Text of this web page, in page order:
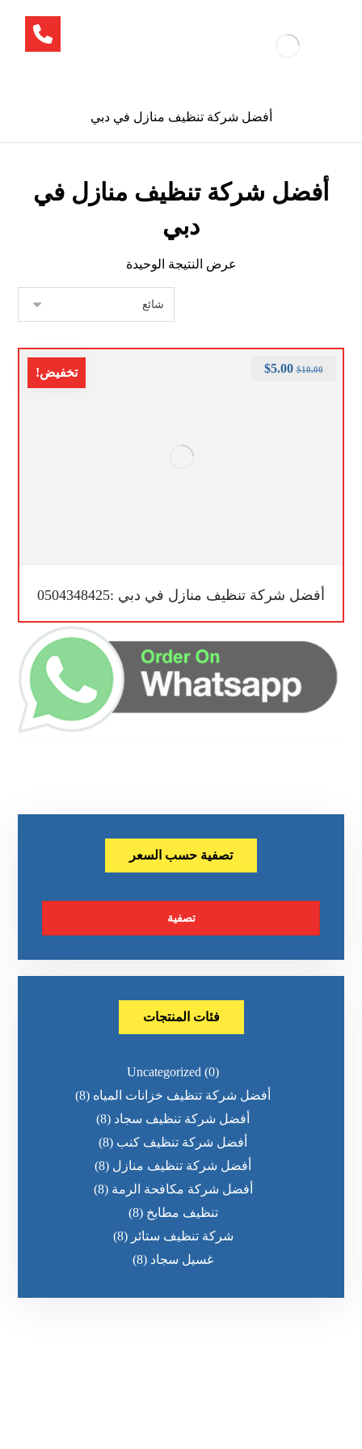
أفضل شركة تنظيف منازل في دبي
أفضل شركة تنظيف منازل في
دبي
عرض النتيجة الوحيدة
تخفيض!
أفضل شركة تنظيف منازل في دبي :0504348425
$10.00
$5.00
تصفية حسب السعر
تصفية
فئات المنتجات
Uncategorized (0)
أفضل شركة تنظيف خزانات المياه (8)
أفضل شركة تنظيف سجاد (8)
أفضل شركة تنظيف كنب (8)
أفضل شركة تنظيف منازل (8)
أفضل شركة مكافحة الرمة (8)
تنظيف مطابخ (8)
شركة تنظيف ستائر (8)
غسيل سجاد (8)